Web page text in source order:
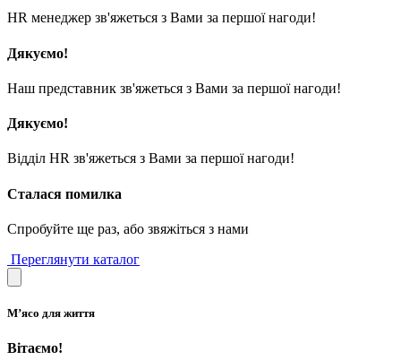
HR менеджер зв'яжеться з Вами за першої нагоди!
Дякуємо!
Наш представник зв'яжеться з Вами за першої нагоди!
Дякуємо!
Відділ HR зв'яжеться з Вами за першої нагоди!
Сталася помилка
Спробуйте ще раз, або звяжіться з нами
Переглянути каталог
М’ясо для життя
Вітаємо!